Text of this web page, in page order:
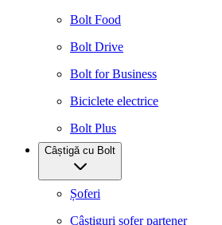
Bolt Food
Bolt Drive
Bolt for Business
Biciclete electrice
Bolt Plus
Câștigă cu Bolt
Șoferi
Câștiguri șofer partener